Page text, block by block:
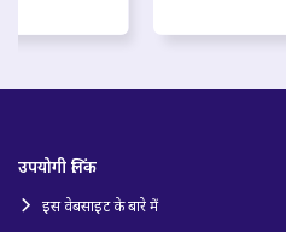
उपयोगी लिंक
इस वेबसाइट के बारे में